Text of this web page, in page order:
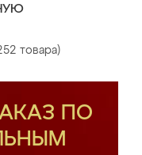
товара)
ПО